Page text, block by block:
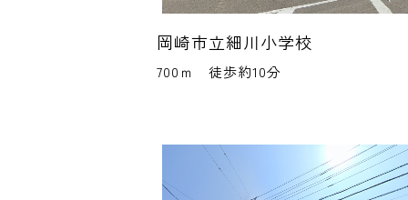
岡崎市立細川小学校
700ｍ 徒歩約10分